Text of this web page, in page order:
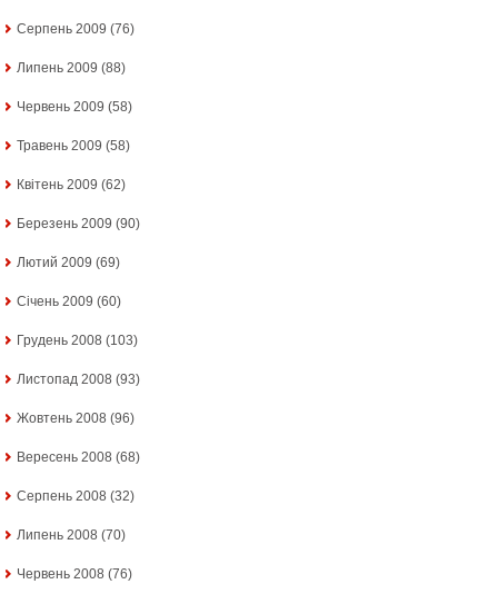
Серпень 2009 (76)
Липень 2009 (88)
Червень 2009 (58)
Травень 2009 (58)
Квітень 2009 (62)
Березень 2009 (90)
Лютий 2009 (69)
Січень 2009 (60)
Грудень 2008 (103)
Листопад 2008 (93)
Жовтень 2008 (96)
Вересень 2008 (68)
Серпень 2008 (32)
Липень 2008 (70)
Червень 2008 (76)